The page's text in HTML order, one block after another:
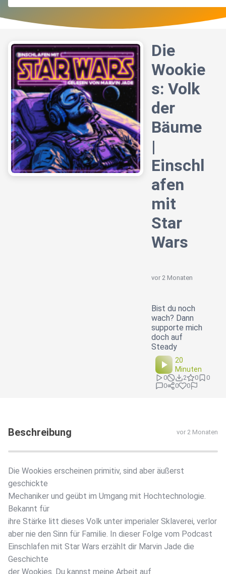
Die
Wookie
s: Volk
der
Bäume
|
Einschl
afen
mit
Star
Wars
vor 2 Monaten
Bist du noch
wach? Dann
supporte mich
doch auf
Steady
20
Minuten
0 2 0
0
0
0 0
Beschreibung vor 2 Monaten
Die Wookies erscheinen primitiv, sind aber äußerst
geschickte
Mechaniker und geübt im Umgang mit Hochtechnologie.
Bekannt für
ihre Stärke litt dieses Volk unter imperialer Sklaverei, verlor
aber nie den Sinn für Familie. In dieser Folge vom Podcast
Einschlafen mit Star Wars erzählt dir Marvin Jade die
Geschichte
der Wookies. Du kannst meine Arbeit auf